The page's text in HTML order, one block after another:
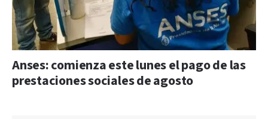
Anses: comienza este lunes el pago de las
prestaciones sociales de agosto